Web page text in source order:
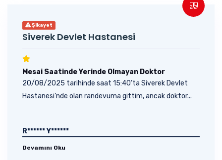
Şikayet
Siverek Devlet Hastanesi
Mesai Saatinde Yerinde Olmayan Doktor
20/08/2025 tarihinde saat 15:40’ta Siverek Devlet
Hastanesi’nde olan randevuma gittim, ancak doktor...
R****** Y******
Devamını Oku